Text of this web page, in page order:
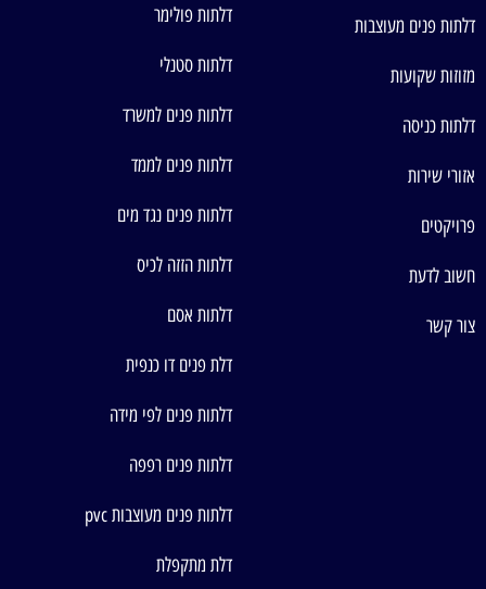
דלתות פנים מעוצבות
מזוזות שקועות
דלתות כניסה
אזורי שירות
פרויקטים
חשוב לדעת
צור קשר
דלתות פולימר
דלתות סטנלי
דלתות פנים למשרד
דלתות פנים לממד
דלתות פנים נגד מים
דלתות הזזה לכיס
דלתות אסם
דלת פנים דו כנפית
דלתות פנים לפי מידה
דלתות פנים רפפה
דלתות פנים מעוצבות pvc
דלת מתקפלת